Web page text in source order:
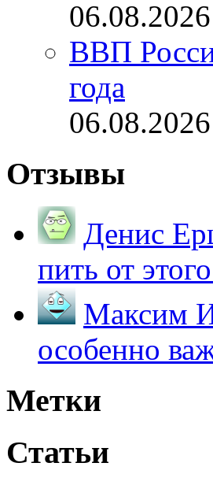
ВВП
года
Отзывы
Денис
пить от
Максим
особенно
Метки
Статьи